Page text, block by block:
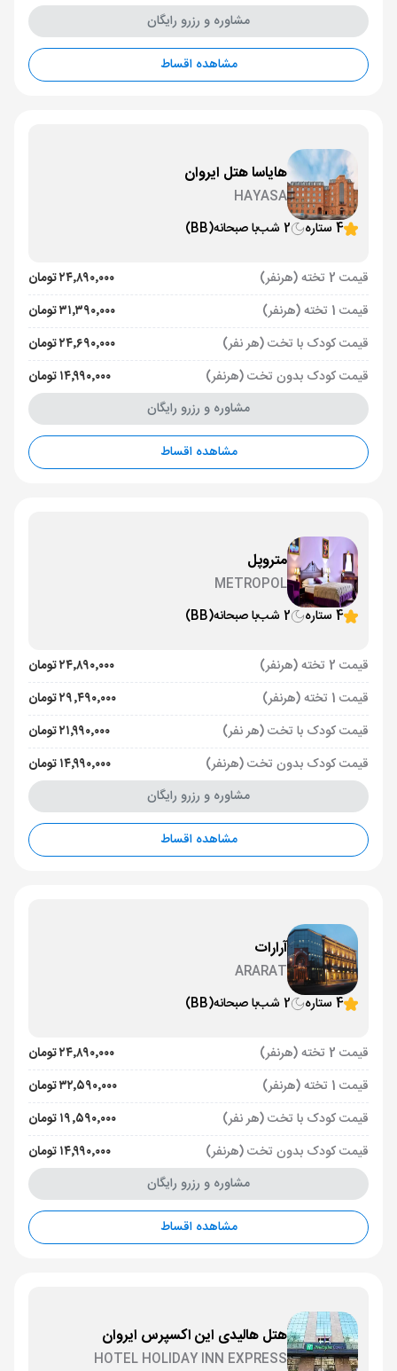
مشاوره و رزرو رایگان
مشاهده اقساط
هایاسا هتل ایروان
HAYASA
4 ستاره
2 شب با صبحانه(BB)
قیمت 2 تخته (هرنفر)
۲۴٬۸۹۰٬۰۰۰ تومان
قیمت 1 تخته (هرنفر)
۳۱٬۳۹۰٬۰۰۰ تومان
قیمت کودک با تخت (هر نفر)
۲۴٬۶۹۰٬۰۰۰ تومان
قیمت کودک بدون تخت (هرنفر)
۱۴٬۹۹۰٬۰۰۰ تومان
مشاوره و رزرو رایگان
مشاهده اقساط
متروپل
METROPOL
4 ستاره
2 شب با صبحانه(BB)
قیمت 2 تخته (هرنفر)
۲۴٬۸۹۰٬۰۰۰ تومان
قیمت 1 تخته (هرنفر)
۲۹٬۴۹۰٬۰۰۰ تومان
قیمت کودک با تخت (هر نفر)
۲۱٬۹۹۰٬۰۰۰ تومان
قیمت کودک بدون تخت (هرنفر)
۱۴٬۹۹۰٬۰۰۰ تومان
مشاوره و رزرو رایگان
مشاهده اقساط
آرارات
ARARAT
4 ستاره
2 شب با صبحانه(BB)
قیمت 2 تخته (هرنفر)
۲۴٬۸۹۰٬۰۰۰ تومان
قیمت 1 تخته (هرنفر)
۳۲٬۵۹۰٬۰۰۰ تومان
قیمت کودک با تخت (هر نفر)
۱۹٬۵۹۰٬۰۰۰ تومان
قیمت کودک بدون تخت (هرنفر)
۱۴٬۹۹۰٬۰۰۰ تومان
مشاوره و رزرو رایگان
مشاهده اقساط
هتل هالیدی این اکسپرس ایروان
HOTEL HOLIDAY INN EXPRESS